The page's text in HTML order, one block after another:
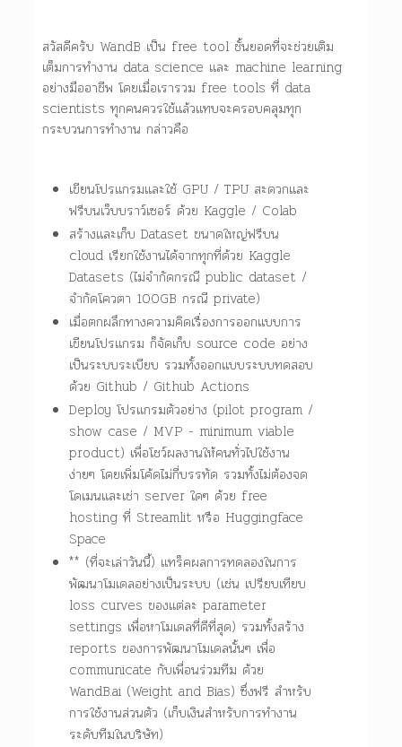
สวัสดีครับ WandB เป็น free tool ชั้นยอดที่จะช่วยเติม
เต็มการทำงาน data science และ machine learning
อย่างมืออาชีพ โดยเมื่อเรารวม free tools ที่ data
scientists ทุกคนควรใช้แล้วแทบจะครอบคลุมทุก
กระบวนการทำงาน กล่าวคือ
เขียนโปรแกรมและใช้ GPU / TPU สะดวกและ
ฟรีบนเว็บบราว์เซอร์ ด้วย Kaggle / Colab
สร้างและเก็บ Dataset ขนาดใหญ่ฟรีบน
cloud เรียกใช้งานได้จากทุกที่ด้วย Kaggle
Datasets (ไม่จำกัดกรณี public dataset /
จำกัดโควตา 100GB กรณี private)
เมื่อตกผลึกทางความคิดเรื่องการออกแบบการ
เขียนโปรแกรม ก็จัดเก็บ source code อย่าง
เป็นระบบระเบียบ รวมทั้งออกแบบระบบทดสอบ
ด้วย Github / Github Actions
Deploy โปรแกรมตัวอย่าง (pilot program /
show case / MVP - minimum viable
product) เพื่อโชว์ผลงานให้คนทั่วไปใช้งาน
ง่ายๆ โดยเพิ่มโค้ดไม่กี่บรรทัด รวมทั้งไม่ต้องจด
โดเมนและเช่า server ใดๆ ด้วย free
hosting ที่ Streamlit หรือ Huggingface
Space
** (ที่จะเล่าวันนี้) แทร็คผลการทดลองในการ
พัฒนาโมเดลอย่างเป็นระบบ (เช่น เปรียบเทียบ
loss curves ของแต่ละ parameter
settings เพื่อหาโมเดลที่ดีที่สุด) รวมทั้งสร้าง
reports ของการพัฒนาโมเดลนั้นๆ เพื่อ
communicate กับเพื่อนร่วมทีม ด้วย
WandB.ai (Weight and Bias) ซึ่งฟรี สำหรับ
การใช้งานส่วนตัว (เก็บเงินสำหรับการทำงาน
ระดับทีมในบริษัท)